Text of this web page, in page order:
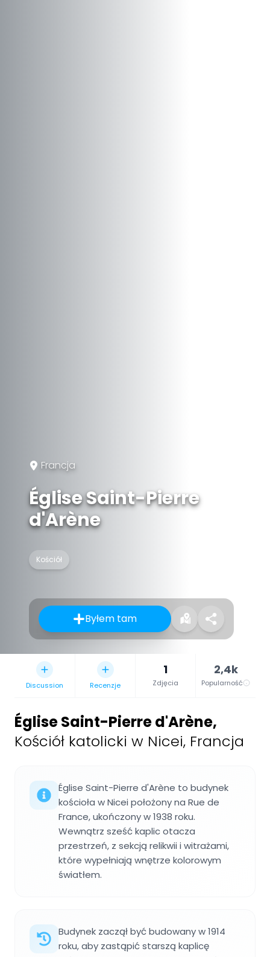
Francja
Église Saint-Pierre
d'Arène
Kościół
Byłem tam
Discussion Recenzje
1
Zdjęcia
2,4k
Popularność
Église Saint-Pierre d'Arène,
Kościół katolicki w Nicei, Francja
Église Saint-Pierre d'Arène to budynek
kościoła w Nicei położony na Rue de
France, ukończony w 1938 roku.
Wewnątrz sześć kaplic otacza
przestrzeń, z sekcją relikwii i witrażami,
które wypełniają wnętrze kolorowym
światłem.
Budynek zaczął być budowany w 1914
roku, aby zastąpić starszą kaplicę